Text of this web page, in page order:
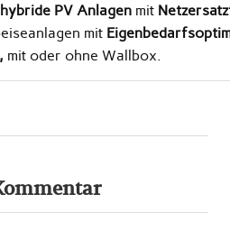
hybride PV Anlagen mit
mit
mit oder ohne Wallbox.